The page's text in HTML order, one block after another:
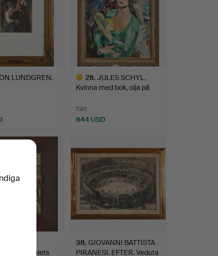
LUNDGREN.
28. JULES SCHYL.
Kvinna med bok, olja på
Sålt
844 USD
1500-talets
38. GIOVANNI BATTISTA
PIRANESI. EFTER. Veduta